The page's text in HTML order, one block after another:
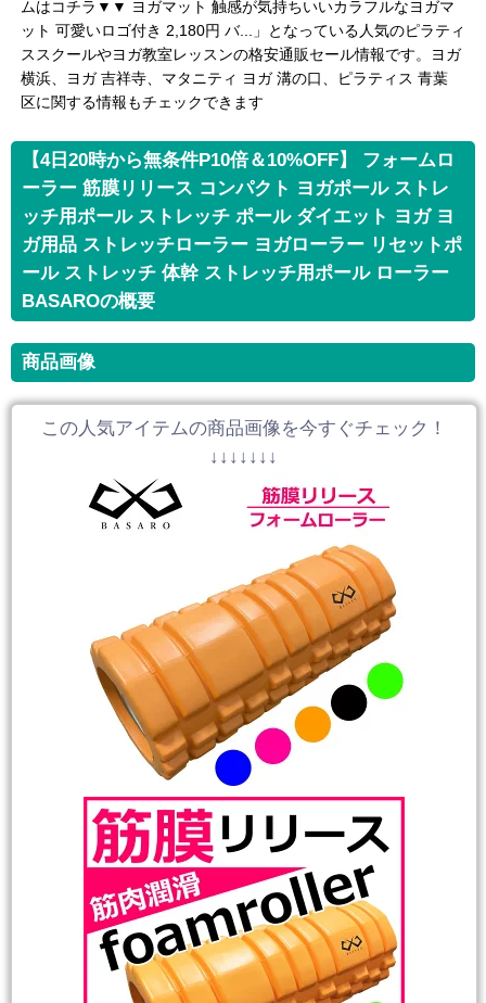
ムはコチラ▼▼ ヨガマット 触感が気持ちいいカラフルなヨガマ
ット 可愛いロゴ付き 2,180円 バ...」となっている人気のピラティ
ススクールやヨガ教室レッスンの格安通販セール情報です。ヨガ
横浜、ヨガ 吉祥寺、マタニティ ヨガ 溝の口、ピラティス 青葉
区に関する情報もチェックできます
【4日20時から無条件P10倍＆10%OFF】 フォームロ
ーラー 筋膜リリース コンパクト ヨガポール ストレ
ッチ用ポール ストレッチ ポール ダイエット ヨガ ヨ
ガ用品 ストレッチローラー ヨガローラー リセットポ
ール ストレッチ 体幹 ストレッチ用ポール ローラー
BASAROの概要
商品画像
この人気アイテムの商品画像を今すぐチェック！
↓↓↓↓↓↓↓